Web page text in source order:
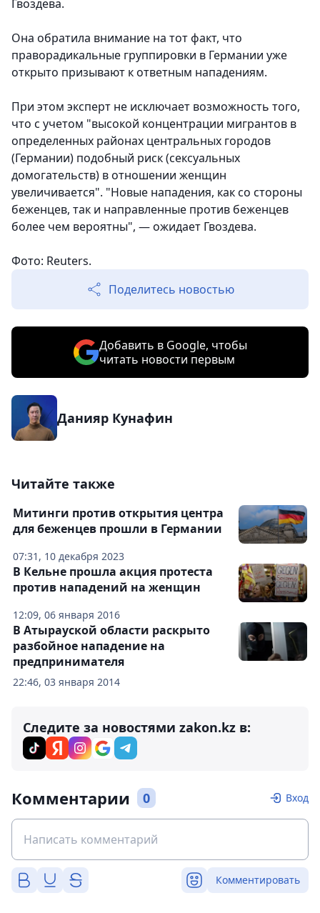
Гвоздева.
Она обратила внимание на тот факт, что
праворадикальные группировки в Германии уже
открыто призывают к ответным нападениям.
При этом эксперт не исключает возможность того,
что с учетом "высокой концентрации мигрантов в
определенных районах центральных городов
(Германии) подобный риск (сексуальных
домогательств) в отношении женщин
увеличивается". "Новые нападения, как со стороны
беженцев, так и направленные против беженцев
более чем вероятны", — ожидает Гвоздева.
Фото: Reuters.
Поделитесь новостью
Добавить в Google, чтобы
читать новости первым
Данияр Кунафин
Читайте также
07:31, 10 декабря 2023
Митинги против открытия центра
для беженцев прошли в Германии
12:09, 06 января 2016
В Кельне прошла акция протеста
против нападений на женщин
22:46, 03 января 2014
В Атырауской области раскрыто
разбойное нападение на
предпринимателя
Следите за новостями zakon.kz в:
Комментарии 0 Вход
Комментировать